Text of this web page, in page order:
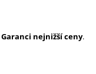
Garanci nejnižší ceny.